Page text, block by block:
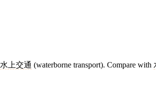
水上交通 (waterborne transport). Compare with